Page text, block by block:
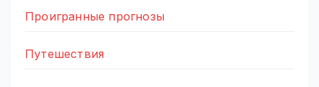
Проигранные прогнозы
Путешествия